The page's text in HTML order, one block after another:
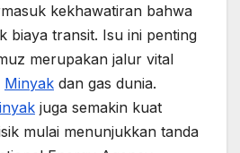
kekhawatiran bahwa
biaya transit. Isu ini penting
merupakan jalur vital
Minyak dan gas dunia.
juga semakin kuat
mulai menunjukkan tanda